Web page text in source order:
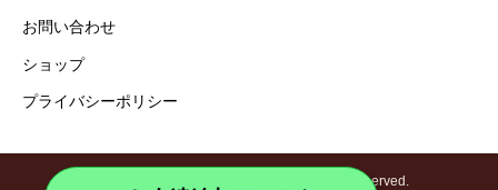
お問い合わせ
ショップ
プライバシーポリシー
Copyright © 2024 Esclara_shop All Rights Reserved.